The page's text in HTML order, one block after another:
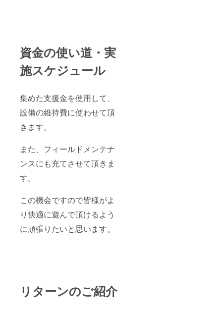
資金の使い道・実
施スケジュール
集めた支援金を使用して、
設備の維持費に使わせて頂
きます。
また、フィールドメンテナ
ンスにも充てさせて頂きま
す。
この機会ですので皆様がよ
り快適に遊んで頂けるよう
に頑張りたいと思います。
リターンのご紹介